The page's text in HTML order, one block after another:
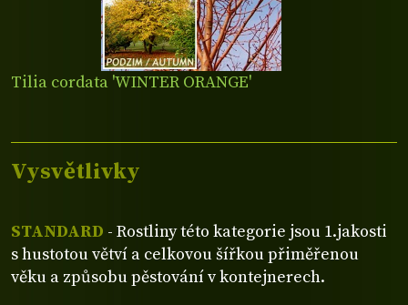
Tilia cordata 'WINTER ORANGE'
Vysvětlivky
STANDARD - Rostliny této kategorie jsou 1.jakosti
s hustotou větví a celkovou šířkou přiměřenou
věku a způsobu pěstování v kontejnerech.